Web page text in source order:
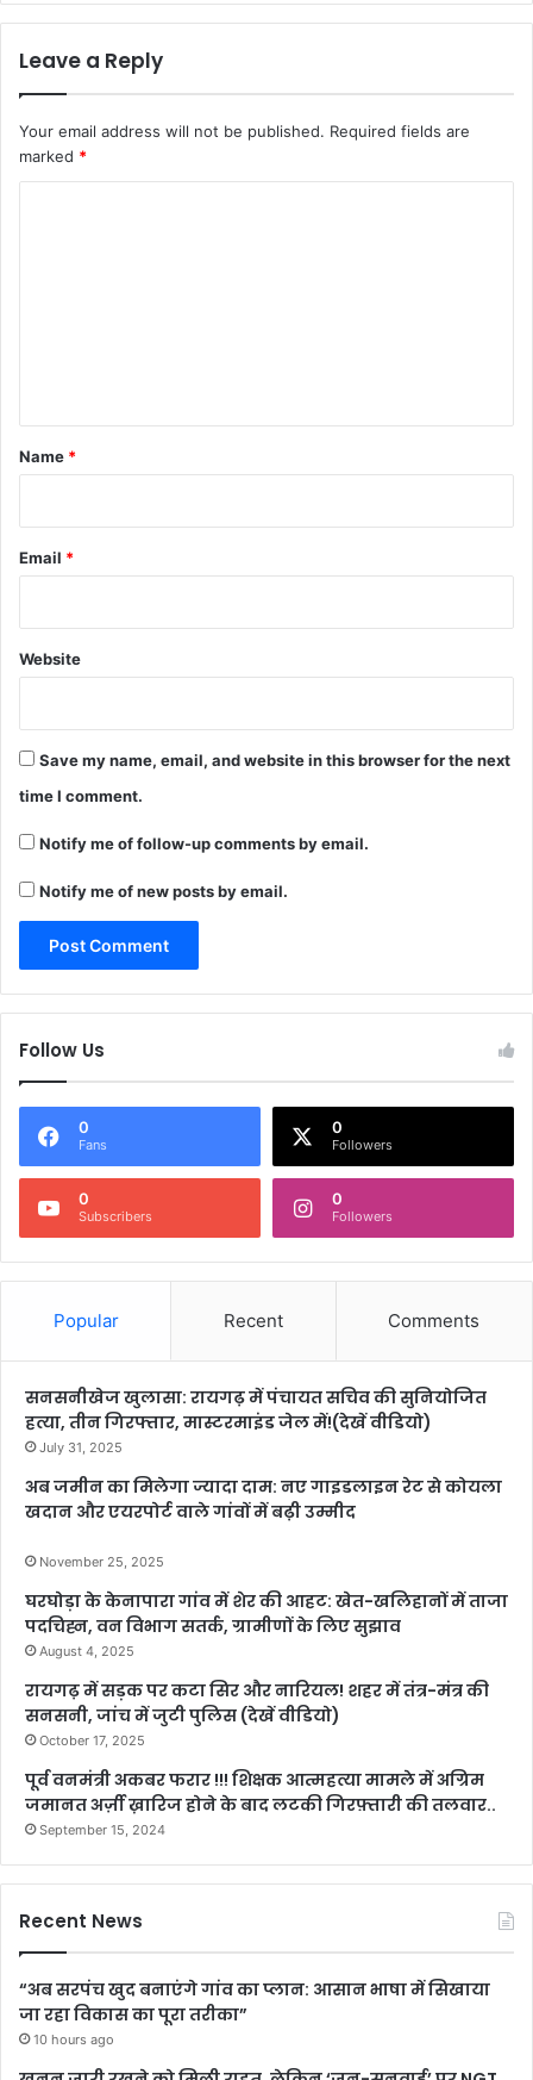
Leave a Reply
Your email address will not be published. Required fields are
marked *
*
Name *
Email *
Website
Save my name, email, and website in this browser for the next
time I comment.
Notify me of follow-up comments by email.
Notify me of new posts by email.
Follow Us
0
Fans
0
Followers
0
Subscribers
0
Followers
Popular Recent Comments
सनसनीखेज खुलासा: रायगढ़ में पंचायत सचिव की सुनियोजित
हत्या, तीन गिरफ्तार, मास्टरमाइंड जेल में!(देखें वीडियो)
July 31, 2025
अब जमीन का मिलेगा ज्यादा दाम: नए गाइडलाइन रेट से कोयला
खदान और एयरपोर्ट वाले गांवों में बढ़ी उम्मीद
November 25, 2025
घरघोड़ा के केनापारा गांव में शेर की आहट: खेत-खलिहानों में ताजा
पदचिह्न, वन विभाग सतर्क, ग्रामीणों के लिए सुझाव
August 4, 2025
रायगढ़ में सड़क पर कटा सिर और नारियल! शहर में तंत्र-मंत्र की
सनसनी, जांच में जुटी पुलिस (देखें वीडियो)
October 17, 2025
पूर्व वनमंत्री अकबर फरार !!! शिक्षक आत्महत्या मामले में अग्रिम
जमानत अर्ज़ी ख़ारिज होने के बाद लटकी गिरफ़्तारी की तलवार..
September 15, 2024
Recent News
“अब सरपंच खुद बनाएंगे गांव का प्लान: आसान भाषा में सिखाया
जा रहा विकास का पूरा तरीका”
10 hours ago